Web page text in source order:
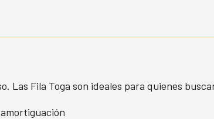
Las Fila Toga son ideales para quienes